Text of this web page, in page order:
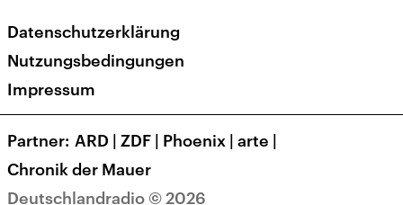
Veranstaltungen
Presse
Karriere
Transparenz
Deutschlandradio © 2026
Datenschutzerklärung
Nutzungsbedingungen
Impressum
Partner ARD | ZDF | Phoenix | arte |
Chronik der Mauer